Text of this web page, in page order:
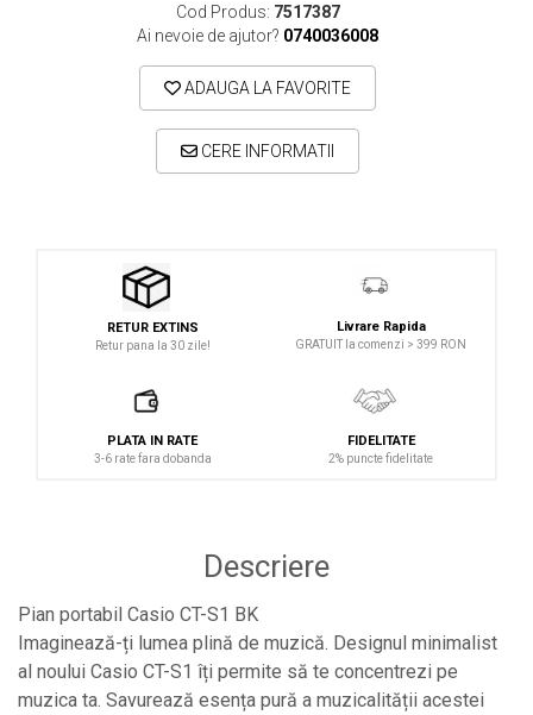
Microfoane podcast, USB, iOS /
Microfoane pt Camere Video
Microfoane pt instalatii si conferinta
Microfoane wireless si sisteme
Stative de microfon
Studio si inregistrari
Accesorii echipamente de studio
Controllere monitoare de studio
Convertoare AD/DA
Interfete audio
Interfete MIDI si Cabluri Midi-USB
Cod Produs: 7517387
Ai nevoie de ajutor? 0740036008
ADAUGA LA FAVORITE
CERE INFORMATII
RETUR EXTINS
Retur pana la 30 zile!
Livrare Rapida
GRATUIT la comenzi > 399 RON
PLATA IN RATE
3-6 rate fara dobanda
FIDELITATE
2% puncte fidelitate
Descriere
Pian portabil Casio CT-S1 BK
Imaginează-ți lumea plină de muzică. Designul minimalist
al noului Casio CT-S1 îți permite să te concentrezi pe
muzica ta. Savurează esența pură a muzicalității acestei